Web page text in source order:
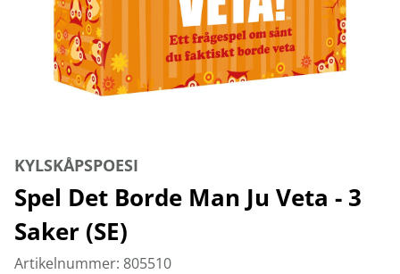
KYLSKÅPSPOESI
Spel Det Borde Man Ju Veta - 3
Saker (SE)
Artikelnummer: 805510